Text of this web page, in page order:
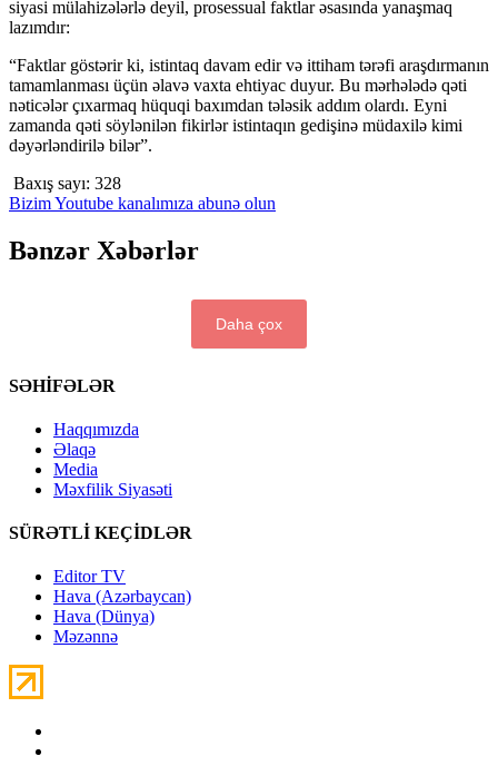
siyasi mülahizələrlə deyil, prosessual faktlar əsasında yanaşmaq
lazımdır:
“Faktlar göstərir ki, istintaq davam edir və ittiham tərəfi araşdırmanın
tamamlanması üçün əlavə vaxta ehtiyac duyur. Bu mərhələdə qəti
nəticələr çıxarmaq hüquqi baxımdan tələsik addım olardı. Eyni
zamanda qəti söylənilən fikirlər istintaqın gedişinə müdaxilə kimi
dəyərləndirilə bilər”.
Baxış sayı: 328
Bizim Youtube kanalımıza abunə olun
Bənzər Xəbərlər
Daha çox
SƏHİFƏLƏR
Haqqımızda
Əlaqə
Media
Məxfilik Siyasəti
SÜRƏTLİ KEÇİDLƏR
Editor TV
Hava (Azərbaycan)
Hava (Dünya)
Məzənnə